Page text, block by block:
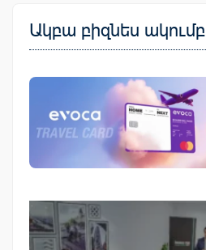
Ակբա բիզնես ակումբ